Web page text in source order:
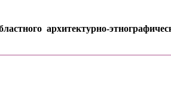
архитектурно-